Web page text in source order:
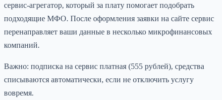
сервис-агрегатор, который за плату помогает подобрать
подходящие МФО. После оформления заявки на сайте сервис
перенаправляет ваши данные в несколько микрофинансовых
компаний.
Важно: подписка на сервис платная (555 рублей), средства
списываются автоматически, если не отключить услугу
вовремя.